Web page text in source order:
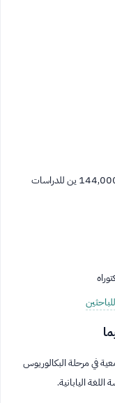
راتب شهري قدره 117,000 ين للبكالوريوس و 144,000 ين للدراسات
في مرحلة البكالوريوس
اليابانية.